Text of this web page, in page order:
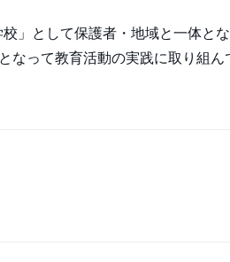
」として保護者・地域と一体と
なって教育活動の実践に取り組ん